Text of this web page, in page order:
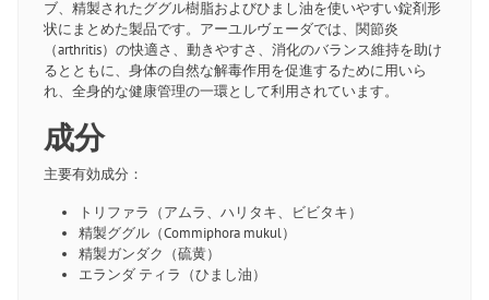
ブ、精製されたググル樹脂およびひまし油を使いやすい錠剤形
状にまとめた製品です。アーユルヴェーダでは、関節炎
（arthritis）の快適さ、動きやすさ、消化のバランス維持を助け
るとともに、身体の自然な解毒作用を促進するために用いら
れ、全身的な健康管理の一環として利用されています。
成分
主要有効成分：
トリファラ（アムラ、ハリタキ、ビビタキ）
精製ググル（Commiphora mukul）
精製ガンダク（硫黄）
エランダ ティラ（ひまし油）